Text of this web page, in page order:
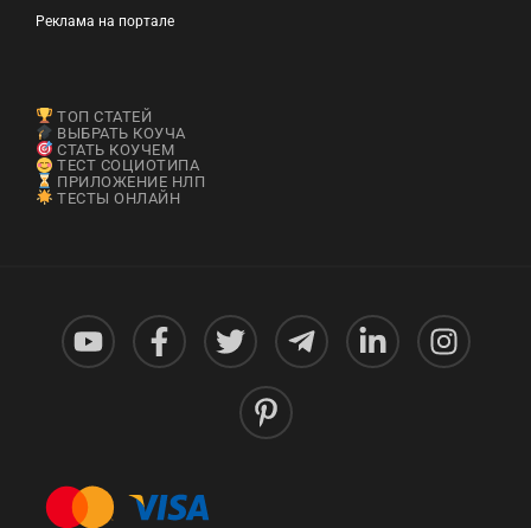
Реклама на портале
ТОП СТАТЕЙ
ВЫБРАТЬ КОУЧА
СТАТЬ КОУЧЕМ
ТЕСТ СОЦИОТИПА
ПРИЛОЖЕНИЕ НЛП
ТЕСТЫ ОНЛАЙН